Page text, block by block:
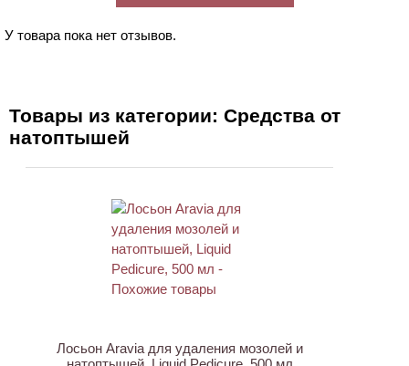
У товара пока нет отзывов.
Товары из категории: Средства от
натоптышей
Лосьон Aravia для удаления мозолей и